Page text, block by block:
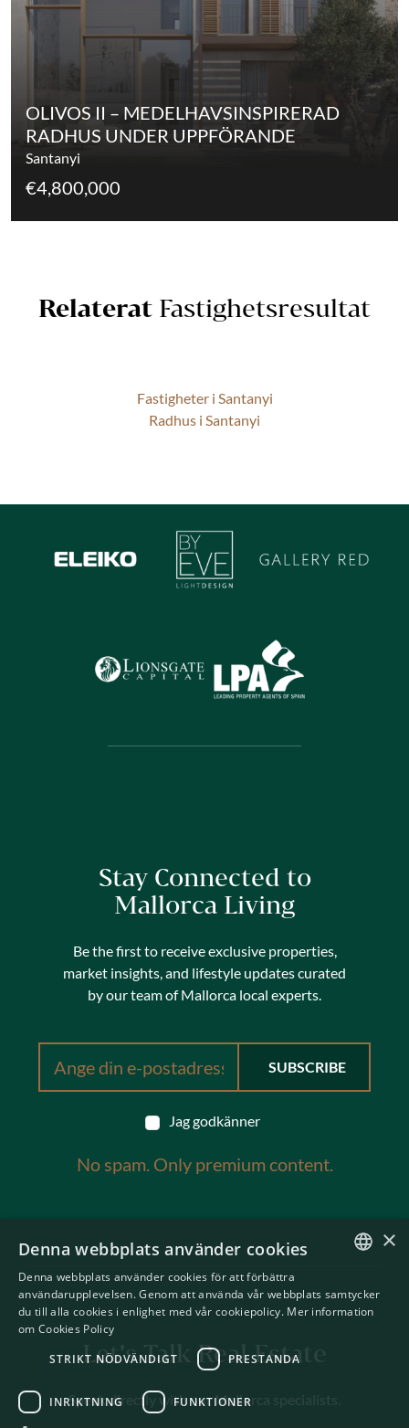
OLIVOS II – MEDELHAVSINSPIRERAD
RADHUS UNDER UPPFÖRANDE
Santanyi
€4,800,000
Relaterat Fastighetsresultat
Fastigheter i Santanyi
Radhus i Santanyi
Stay Connected to
Mallorca Living
Be the first to receive exclusive properties,
market insights, and lifestyle updates curated
by our team of Mallorca local experts.
Jag godkänner
No spam. Only premium content.
Let's Talk Real Estate
Speak directly with our Mallorca specialists.
ENGLISH
SWEDISH
×
Denna webbplats använder cookies
Denna webbplats använder cookies för att förbättra
användarupplevelsen. Genom att använda vår webbplats samtycker
du till alla cookies i enlighet med vår cookiepolicy. Mer information
om Cookies Policy
STRIKT NÖDVÄNDIGT
PRESTANDA
INRIKTNING FUNKTIONER